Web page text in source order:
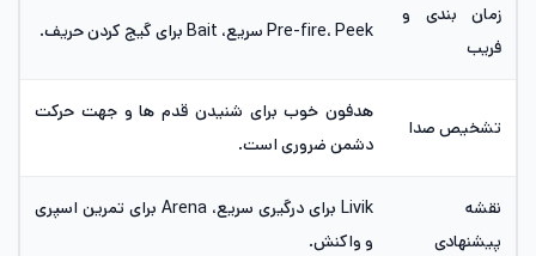
زمان بندی و
فریب
Pre-fire، Peek سریع، Bait برای گیج کردن حریف.
تشخیص صدا
هدفون خوب برای شنیدن قدم ها و جهت حرکت
دشمن ضروری است.
نقشه
پیشنهادی
Livik برای درگیری سریع، Arena برای تمرین اسپری
و واکنش.